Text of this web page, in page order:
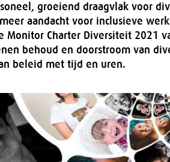
groeiend draagvlak voor
aandacht voor inclusieve
Monitor Charter Diversiteit 2021
behoud en doorstroom van
beleid met tijd en uren.